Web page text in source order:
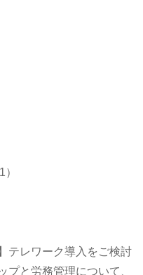
テレワーク導入をご検討
プと労務管理について、